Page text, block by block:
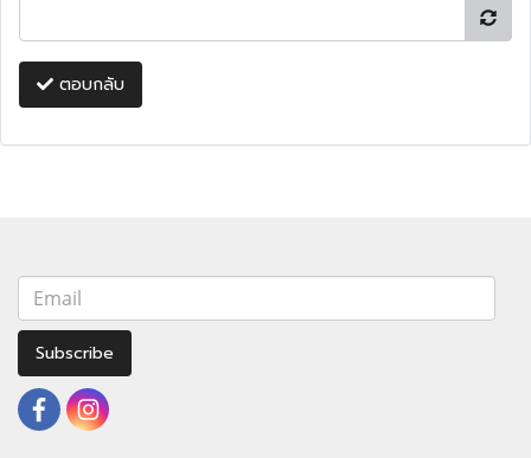
ตอบกลับ
Subscribe